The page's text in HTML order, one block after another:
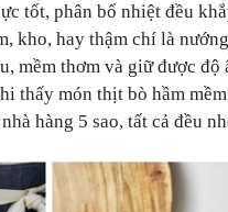
tốt, phân bổ nhiệt đều
kho, hay thậm chí là
mềm thơm và giữ được độ
thấy món thịt bò hầm
hàng 5 sao, tất cả đều